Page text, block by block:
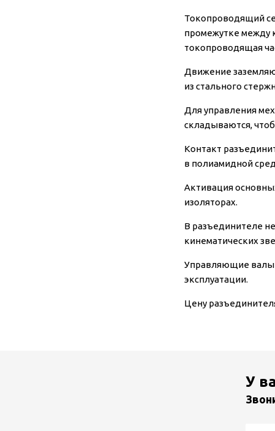
Токопроводящий
промежутке между
токопроводящая
Движение
из стального
Для управления
складываются,
Контакт
в полиамидной
Активация
изоляторах.
В разъединителе
кинематических
Управляющие валы
эксплуатации.
Цену
У